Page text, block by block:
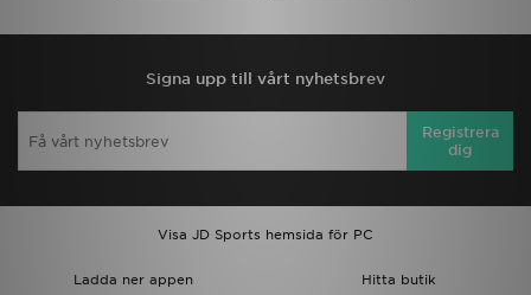
Signa upp till vårt nyhetsbrev
Registrera
dig
Visa JD Sports hemsida för PC
Ladda ner appen
Hitta butik